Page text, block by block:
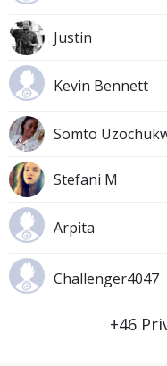
Justin
Kevin Bennett
Somto
Stefani M
Arpita
Challenger4047
+46